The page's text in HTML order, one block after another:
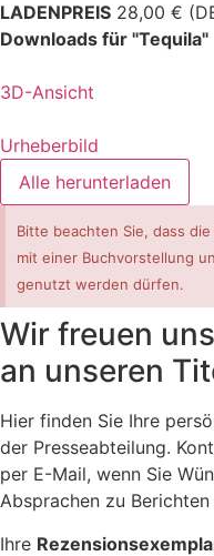
LADENPREIS 28,00 €
Downloads für "Tequila"
3D-Ansicht
Urheberbild
Alle herunterladen
Bitte beachten Sie, dass
mit einer Buchvorstellung
genutzt werden dürfen.
Wir freuen
an unseren
Hier finden Sie Ihre
der Presseabteilung.
per E-Mail, wenn Sie
Absprachen zu
Ihre